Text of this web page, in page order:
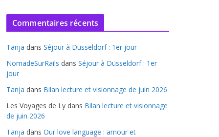
c
v
e
s
Commentaires récents
Tanja dans Séjour à Düsseldorf : 1er jour
NomadeSurRails dans Séjour à Düsseldorf : 1er
jour
Tanja dans Bilan lecture et visionnage de juin 2026
Les Voyages de Ly dans Bilan lecture et visionnage
de juin 2026
Tanja dans Our love language : amour et